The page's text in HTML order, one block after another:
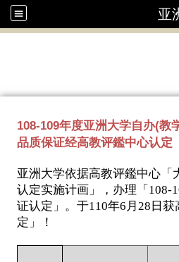
亚
108-109年度亚洲大学自办(教
品质保证经高教评鑑中心认定
亚洲大学依据高教评鑑中心「
认定实施计画」，办理「108-
证认定」。于110年6月28日获
定」！